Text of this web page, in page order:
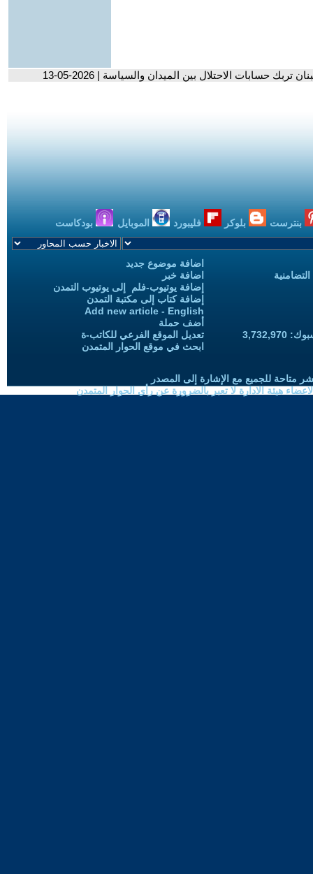
حسابات الاحتلال بين الميدان والسياسة | 2026-05-13
بنترست بلوكر فليبورد الموبايل بودكاست
اضافة موضوع جديد
اضافة خبر
إضافة يوتيوب-فلم إلى يوتيوب التمدن
إضافة كتاب إلى مكتبة التمدن
Add new article - English
أضف حملة
تعديل الموقع الفرعي للكاتب-ة
ابحث في موقع الحوار المتمدن
متاحة للجميع مع الإشارة إلى المصدر
هيئة الادارة لا تعبر بالضرورة عن رأي الحوار المتمدن